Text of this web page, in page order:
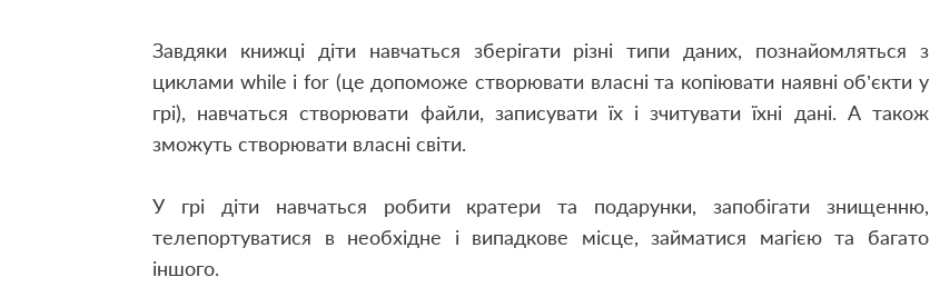
Завдяки книжці діти навчаться зберігати різні типи даних, познайомляться з
циклами while і for (це допоможе створювати власні та копіювати наявні об’єкти у
грі), навчаться створювати файли, записувати їх і зчитувати їхні дані. А також
зможуть створювати власні світи.
У грі діти навчаться робити кратери та подарунки, запобігати знищенню,
телепортуватися в необхідне і випадкове місце, займатися магією та багато
іншого.